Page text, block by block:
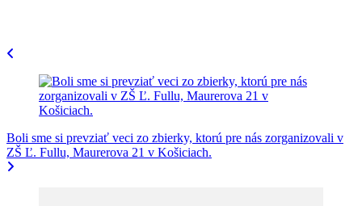
Navigácia
článku
Boli sme si prevziať veci zo zbierky, ktorú pre nás zorganizovali v
ZŠ Ľ. Fullu, Maurerova 21 v Košiciach.